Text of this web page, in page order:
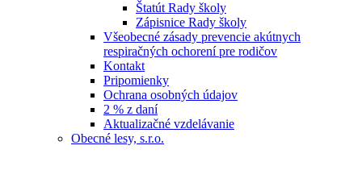
Štatút Rady školy
Zápisnice Rady školy
Všeobecné zásady prevencie akútnych
respiračných ochorení pre rodičov
Kontakt
Pripomienky
Ochrana osobných údajov
2 % z daní
Aktualizačné vzdelávanie
Obecné lesy, s.r.o.